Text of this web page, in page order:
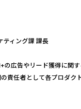
ティング課 課長
広告やリード獲得に関
責任者として各プロダク